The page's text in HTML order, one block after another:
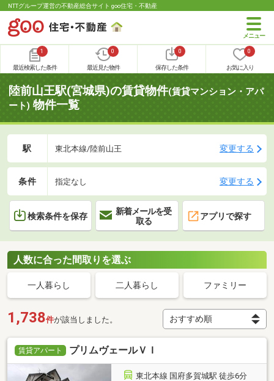
NTTグループ運営の不動産総合サイト goo住宅・不動産
1
最近検索した条件
0
最近見た物件
0
保存した条件
0
お気に入り
陸前山王駅(宮城県)の賃貸物件(賃貸マンション・アパ
ート) 物件一覧
駅 東北本線/陸前山王 変更する
条件 指定なし 変更する
検索条件を保存
新着メールを受
取る
アプリで探す
人数に合った間取りを選ぶ
一人暮らし 二人暮らし ファミリー
1,738件が該当しました。
賃貸アパート プリムヴェールＶＩ
東北本線 国府多賀城駅 徒歩6分